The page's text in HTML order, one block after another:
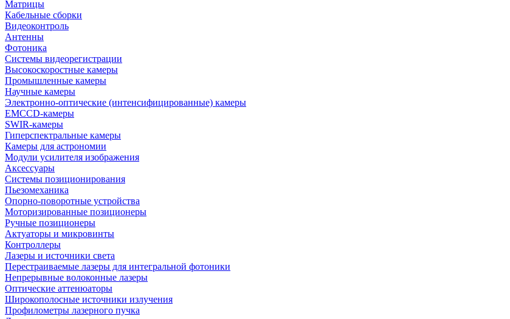
Матрицы
Кабельные сборки
Видеоконтроль
Антенны
Фотоника
Cистемы видеорегистрации
Высокоскоростные камеры
Промышленные камеры
Научные камеры
Электронно-оптические (интенсифицированные) камеры
EMCCD-камеры
SWIR-камеры
Гиперспектральные камеры
Камеры для астрономии
Модули усилителя изображения
Аксессуары
Системы позиционирования
Пьезомеханика
Опорно-поворотные устройства
Моторизированные позиционеры
Ручные позиционеры
Актуаторы и микровинты
Контроллеры
Лазеры и источники света
Перестраиваемые лазеры для интегральной фотоники
Непрерывные волоконные лазеры
Оптические аттенюаторы
Широкополосные источники излучения
Профилометры лазерного пучка